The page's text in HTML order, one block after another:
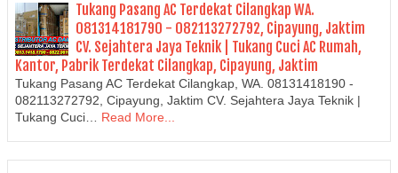
Tukang Pasang AC Terdekat Cilangkap WA.
081314181790 - 082113272792, Cipayung, Jaktim
CV. Sejahtera Jaya Teknik | Tukang Cuci AC Rumah,
Kantor, Pabrik Terdekat Cilangkap, Cipayung, Jaktim
Tukang Pasang AC Terdekat Cilangkap, WA. 08131418190 -
082113272792, Cipayung, Jaktim CV. Sejahtera Jaya Teknik |
Tukang Cuci… Read More...